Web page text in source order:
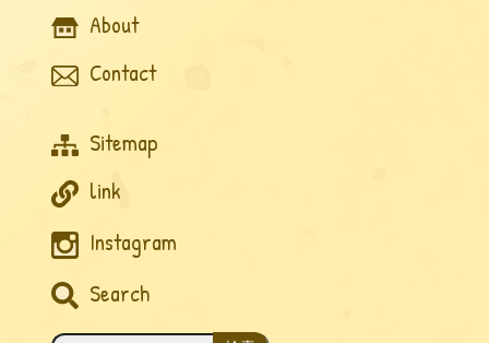
About
Contact
Sitemap
link
Instagram
Search